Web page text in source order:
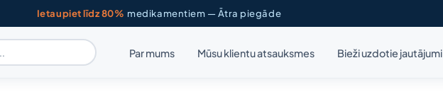
Ietaupiet līdz 80% medikamentiem — Ātra piegāde
Par mums Mūsu klientu atsauksmes Bieži uzdotie jautājumi